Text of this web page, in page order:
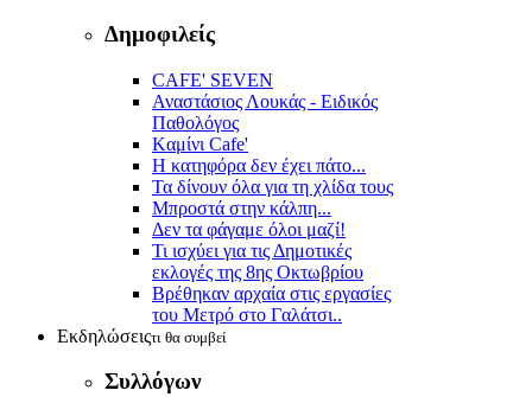
Δημοφιλείς
CAFE' SEVEN
Αναστάσιος Λουκάς - Ειδικός
Παθολόγος
Kαμίνι Cafe'
Η κατηφόρα δεν έχει πάτο...
Τα δίνουν όλα για τη χλίδα τους
Μπροστά στην κάλπη...
Δεν τα φάγαμε όλοι μαζί!
Τι ισχύει για τις Δημοτικές
εκλογές της 8ης Οκτωβρίου
Βρέθηκαν αρχαία στις εργασίες
του Μετρό στο Γαλάτσι..
Εκδηλώσειςτι θα συμβεί
Συλλόγων